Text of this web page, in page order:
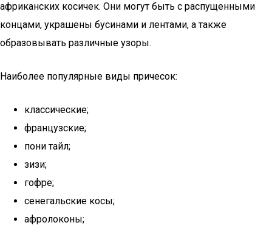
африканских косичек. Они могут быть с распущенными
концами, украшены бусинами и лентами, а также
образовывать различные узоры.
Наиболее популярные виды причесок:
классические;
французские;
пони тайл;
зизи;
гофре;
сенегальские косы;
афролоконы;